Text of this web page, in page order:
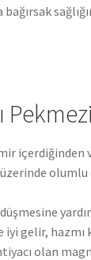
içerdiğinden
üzerinde
gelir, hazmı
olan